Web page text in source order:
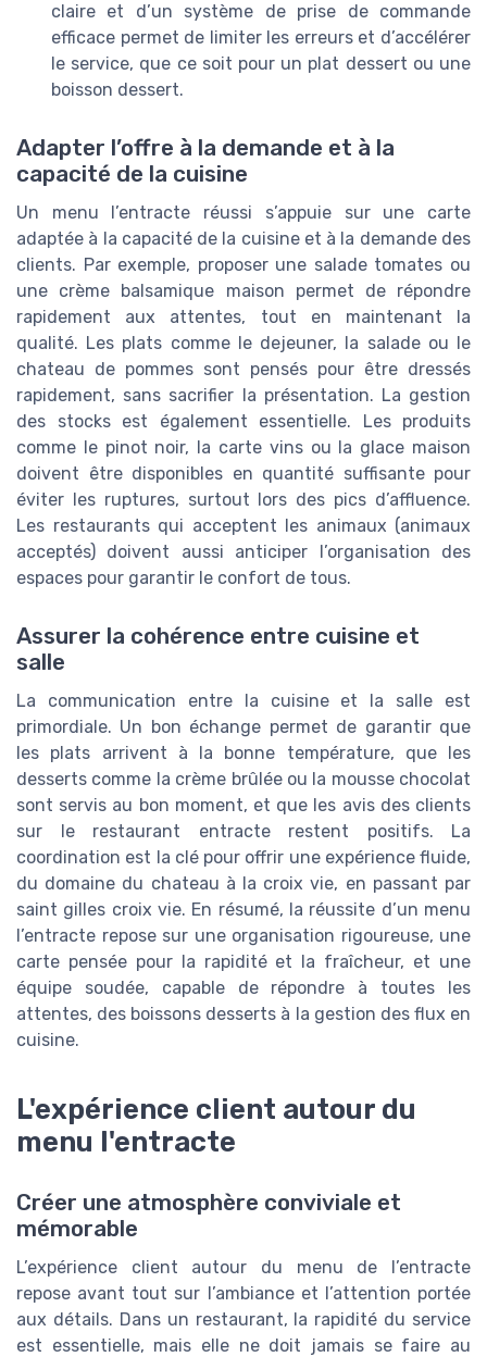
claire et d’un système de prise de commande
efficace permet de limiter les erreurs et d’accélérer
le service, que ce soit pour un plat dessert ou une
boisson dessert.
Adapter l’offre à la demande et à la
capacité de la cuisine
Un menu l’entracte réussi s’appuie sur une carte
adaptée à la capacité de la cuisine et à la demande des
clients. Par exemple, proposer une salade tomates ou
une crème balsamique maison permet de répondre
rapidement aux attentes, tout en maintenant la
qualité. Les plats comme le dejeuner, la salade ou le
chateau de pommes sont pensés pour être dressés
rapidement, sans sacrifier la présentation. La gestion
des stocks est également essentielle. Les produits
comme le pinot noir, la carte vins ou la glace maison
doivent être disponibles en quantité suffisante pour
éviter les ruptures, surtout lors des pics d’affluence.
Les restaurants qui acceptent les animaux (animaux
acceptés) doivent aussi anticiper l’organisation des
espaces pour garantir le confort de tous.
Assurer la cohérence entre cuisine et
salle
La communication entre la cuisine et la salle est
primordiale. Un bon échange permet de garantir que
les plats arrivent à la bonne température, que les
desserts comme la crème brûlée ou la mousse chocolat
sont servis au bon moment, et que les avis des clients
sur le restaurant entracte restent positifs. La
coordination est la clé pour offrir une expérience fluide,
du domaine du chateau à la croix vie, en passant par
saint gilles croix vie. En résumé, la réussite d’un menu
l’entracte repose sur une organisation rigoureuse, une
carte pensée pour la rapidité et la fraîcheur, et une
équipe soudée, capable de répondre à toutes les
attentes, des boissons desserts à la gestion des flux en
cuisine.
L'expérience client autour du
menu l'entracte
Créer une atmosphère conviviale et
mémorable
L’expérience client autour du menu de l’entracte
repose avant tout sur l’ambiance et l’attention portée
aux détails. Dans un restaurant, la rapidité du service
est essentielle, mais elle ne doit jamais se faire au